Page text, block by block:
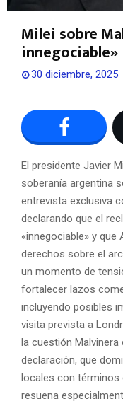
Milei sobre
innegociable»
30 diciembre, 2025
El presidente Javier
soberanía argentina
entrevista exclusiva
declarando que el
«innegociable» y que
derechos sobre el
un momento de
fortalecer lazos
incluyendo posibles
visita prevista a
la cuestión Malvinera
declaración, que
locales con términos
resuena